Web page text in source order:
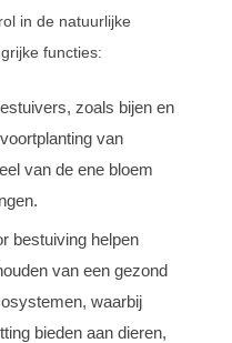
in de natuurlijke
functies:
zoals bijen en
van
van de ene bloem
bestuiving helpen
van een gezond
waarbij
bieden aan dieren,